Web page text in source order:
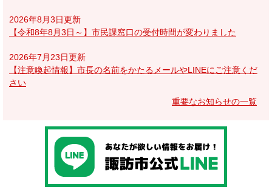
2026年8月3日更新
【令和8年8月3日～】市民課窓口の受付時間が変わりました
2026年7月23日更新
【注意喚起情報】市長の名前をかたるメールやLINEにご注意くだ
さい
重要なお知らせの一覧